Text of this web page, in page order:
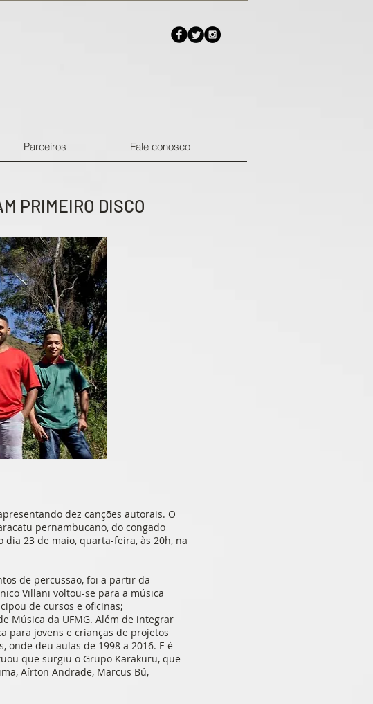
Parceiros Fale conosco
PRIMEIRO DISCO
dez canções autorais. O
pernambucano, do congado
23 de maio, quarta-feira, às 20h, na
de percussão, foi a partir da
Villani voltou-se para a música
de cursos e oficinas;
Música da UFMG. Além de integrar
para jovens e crianças de projetos
onde deu aulas de 1998 a 2016. E é
que surgiu o Grupo Karakuru, que
Aírton Andrade, Marcus Bú,